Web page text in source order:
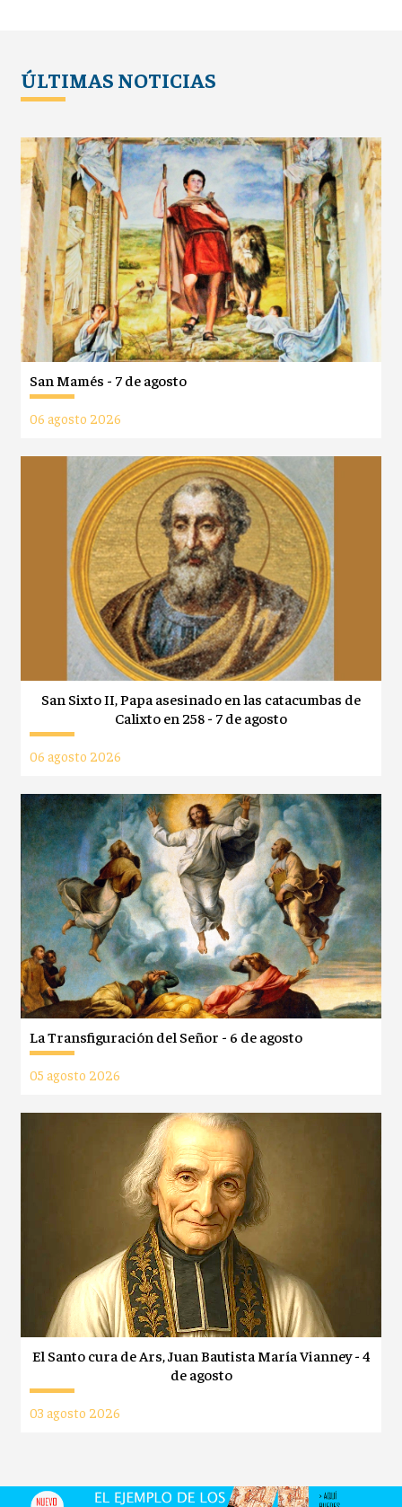
ÚLTIMAS NOTICIAS
San Mamés - 7 de agosto
06 agosto 2026
San Sixto II, Papa asesinado en las catacumbas de
Calixto en 258 - 7 de agosto
06 agosto 2026
La Transfiguración del Señor - 6 de agosto
05 agosto 2026
El Santo cura de Ars, Juan Bautista María Vianney - 4
de agosto
03 agosto 2026